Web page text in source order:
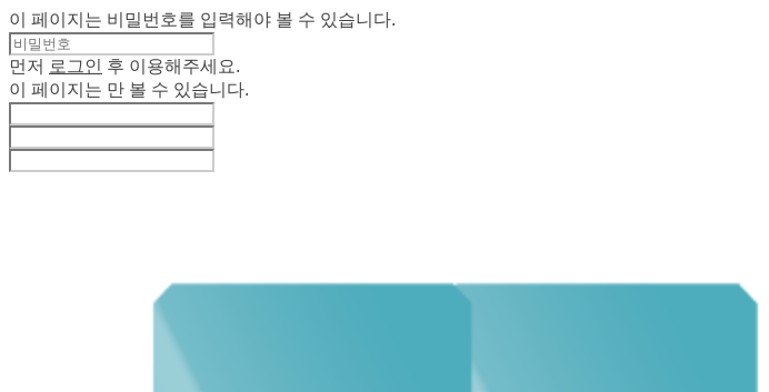
이 페이지는 비밀번호를 입력해야 볼 수 있습니다.
먼저 로그인
후 이용해주세요.
이 페이지는 만 볼 수 있습니다.